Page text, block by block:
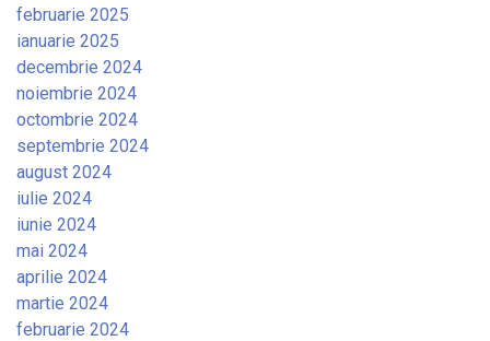
februarie 2025
ianuarie 2025
decembrie 2024
noiembrie 2024
octombrie 2024
septembrie 2024
august 2024
iulie 2024
iunie 2024
mai 2024
aprilie 2024
martie 2024
februarie 2024